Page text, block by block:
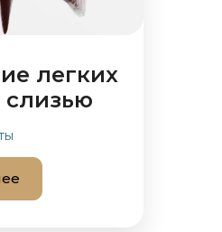
легких
слизью